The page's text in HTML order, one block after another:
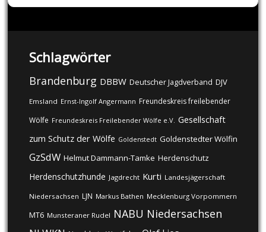
Schlagwörter
Brandenburg DBBW Deutscher Jagdverband DJV
Emsland Ernst-Ingolf Angermann Freundeskreis freilebender
Wölfe Freundeskreis Freilebender Wölfe e.V. Gesellschaft
zum Schutz der Wölfe Goldenstedt Goldenstedter Wölfin
GzSdW Helmut Dammann-Tamke Herdenschutz
Herdenschutzhunde Jagdrecht Kurti Landesjägerschaft
Niedersachsen LJN Markus Bathen Mecklenburg Vorpommern
MT6 Munsteraner Rudel NABU Niedersachsen